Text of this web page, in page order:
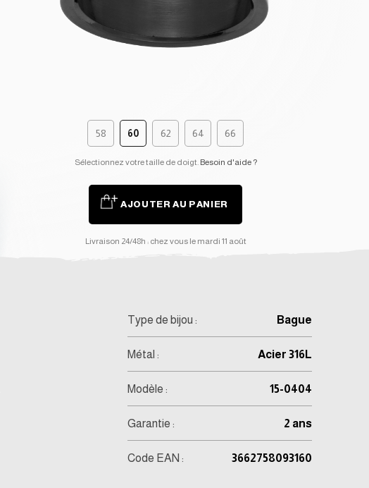
58 60 62 64 66
Sélectionnez votre taille de doigt. Besoin d'aide ?
AJOUTER AU PANIER
Livraison 24/48h : chez vous le mardi 11 août
Type de bijou : Bague
Métal : Acier 316L
Modèle : 15-0404
Garantie : 2 ans
Code EAN : 3662758093160